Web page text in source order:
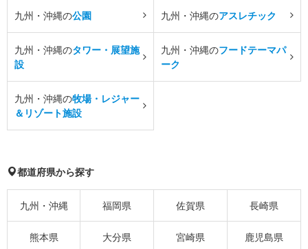
九州・沖縄の公園 九州・沖縄のアスレチック
九州・沖縄のタワー・展望施
設
九州・沖縄のフードテーマパ
ーク
九州・沖縄の牧場・レジャー
＆リゾート施設
都道府県から探す
九州・沖縄 福岡県 佐賀県 長崎県
熊本県 大分県 宮崎県 鹿児島県